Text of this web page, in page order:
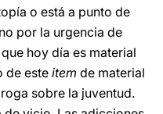
o está a punto de
por la urgencia de
hoy día es material
de este item de material
sobre la juventud.